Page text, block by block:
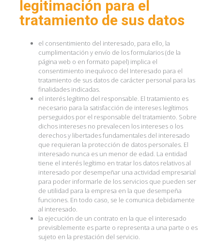
legitimación para el
tratamiento de sus datos
el consentimiento del interesado, para ello, la
cumplimentación y envío de los formularios (de la
página web o en formato papel) implica el
consentimiento inequívoco del Interesado para el
tratamiento de sus datos de carácter personal para las
finalidades indicadas.
el interés legítimo del responsable. El tratamiento es
necesario para la satisfacción de intereses legítimos
perseguidos por el responsable del tratamiento. Sobre
dichos intereses no prevalecen los intereses o los
derechos y libertades fundamentales del interesado
que requieran la protección de datos personales. El
interesado nunca es un menor de edad. La entidad
tiene el interés legítimo en tratar los datos relativos al
interesado por desempeñar una actividad empresarial
para poder informarle de los servicios que pueden ser
de utilidad para la empresa en la que desempeña
funciones. En todo caso, se le comunica debidamente
al interesado.
la ejecución de un contrato en la que el interesado
previsiblemente es parte o representa a una parte o es
sujeto en la prestación del servicio.